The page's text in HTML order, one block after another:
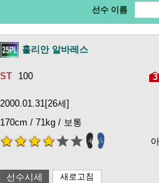
선수 이름
훌리안 알바레스
100 3
2000.01.31[26세]
170cm / 71kg / 보통
4 5
선수시세 새로고침